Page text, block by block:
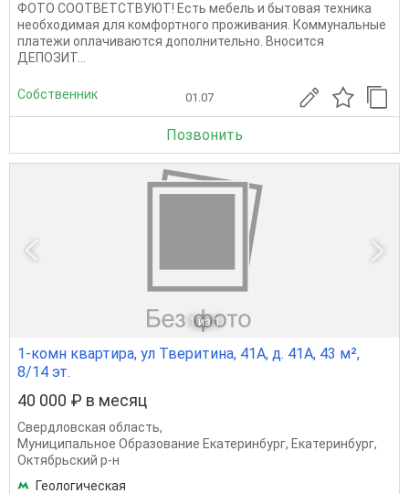
ФОТО СООТВЕТСТВУЮТ! Есть мебель и бытовая техника
необходимая для комфортного проживания. Коммунальные
платежи оплачиваются дополнительно. Вносится
ДЕПОЗИТ...
Собственник 01.07
Позвонить
1 из 1
1-комн квартира, ул Тверитина, 41А, д. 41А, 43 м²,
8/14 эт.
40 000 ₽ в месяц
Свердловская область,
Муниципальное Образование Екатеринбург, Екатеринбург,
Октябрьский р-н
Геологическая